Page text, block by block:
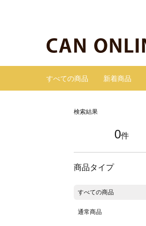
すべての商品 新着商品
検索結果
0件
商品タイプ
すべての商品
通常商品